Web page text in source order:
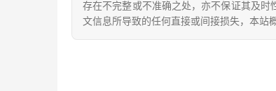
存在不完整或不准确之处，亦不保证其及
文信息所导致的任何直接或间接损失，本站